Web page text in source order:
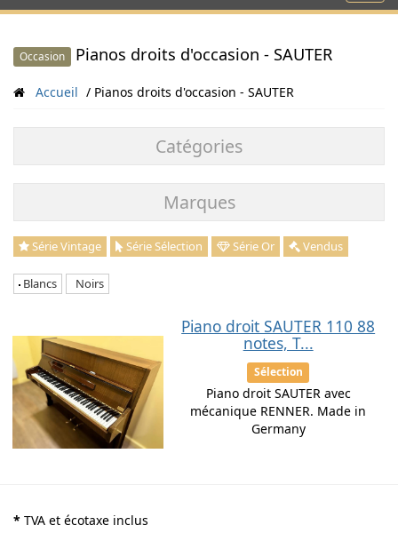
Occasion Pianos droits d'occasion - SAUTER
Accueil Pianos droits d'occasion - SAUTER
Catégories
Marques
Série Vintage Série Sélection Série Or Vendus
Blancs Noirs
Piano droit SAUTER 110 88
notes, T...
Sélection
Piano droit SAUTER avec
mécanique RENNER. Made in
Germany
* TVA et écotaxe inclus